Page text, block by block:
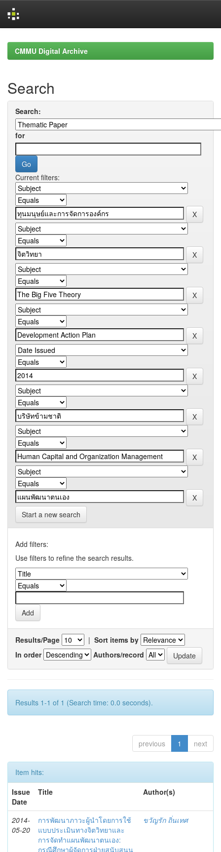
navigationCMMU Digital Archive
Search
Search:
for
Current filters:
Start a new search
Add filters:
Use filters to refine the search results.
Results/Page | Sort items by
In order
Authors/record
Results 1-1 of 1 (Search time: 0.0 seconds).
previous 1 next
Item hits:
Issue
Date
Title Author(s)
2014-
05-20
การพัฒนาภาวะผู้นำโดยการใช้
แบบประเมินทางจิตวิทยาและ
การจัดทำแผนพัฒนาตนเอง:
กรณีศึกษาผู้จัดการฝ่ายสนับสนุน
ขวัญรัก ถิ่นเทศ